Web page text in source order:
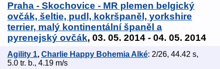
Praha - Skochovice - MR plemen belgický
ovčák, šeltie, pudl, kokršpaněl, yorkshire
terrier, malý kontinentální španěl a
pyrenejský ovčák, 03. 05. 2014 - 04. 05. 2014
Agility 1, Charlie Happy Bohemia Alké: 2/26, 44.42 s,
5.0 tr. b., 4.19 m/s